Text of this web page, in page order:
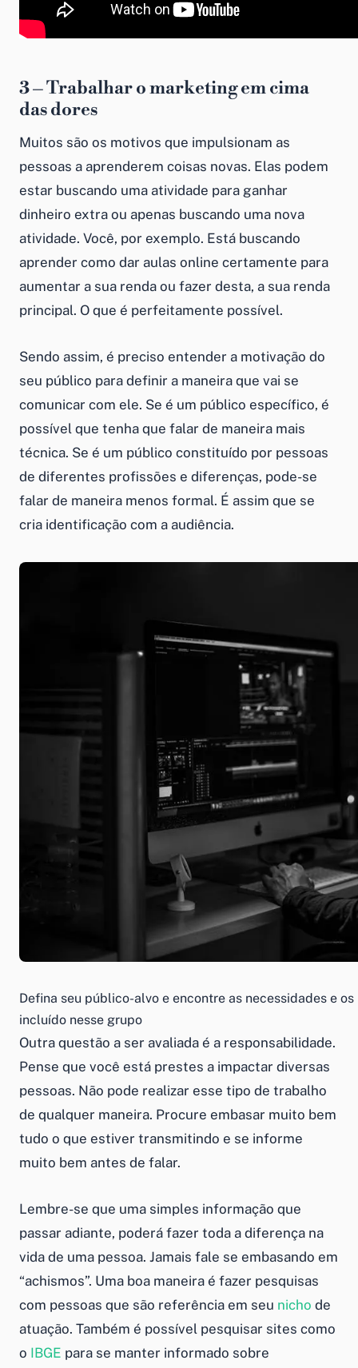
3 – Trabalhar o marketing em cima
das dores
Muitos são os motivos que impulsionam as
pessoas a aprenderem coisas novas. Elas podem
estar buscando uma atividade para ganhar
dinheiro extra ou apenas buscando uma nova
atividade. Você, por exemplo. Está buscando
aprender como dar aulas online certamente para
aumentar a sua renda ou fazer desta, a sua renda
principal. O que é perfeitamente possível.
Sendo assim, é preciso entender a motivação do
seu público para definir a maneira que vai se
comunicar com ele. Se é um público específico, é
possível que tenha que falar de maneira mais
técnica. Se é um público constituído por pessoas
de diferentes profissões e diferenças, pode-se
falar de maneira menos formal. É assim que se
cria identificação com a audiência.
Defina seu público-alvo e encontre as necessidades e
incluído nesse grupo
Outra questão a ser avaliada é a responsabilidade.
Pense que você está prestes a impactar diversas
pessoas. Não pode realizar esse tipo de trabalho
de qualquer maneira. Procure embasar muito bem
tudo o que estiver transmitindo e se informe
muito bem antes de falar.
Lembre-se que uma simples informação que
passar adiante, poderá fazer toda a diferença na
vida de uma pessoa. Jamais fale se embasando em
“achismos”. Uma boa maneira é fazer pesquisas
com pessoas que são referência em seu nicho de
atuação. Também é possível pesquisar sites como
o IBGE para se manter informado sobre